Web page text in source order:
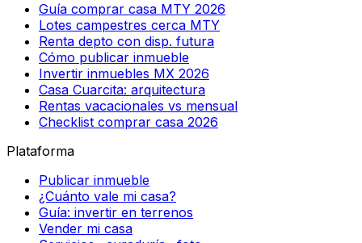
Guía comprar casa MTY 2026
Lotes campestres cerca MTY
Renta depto con disp. futura
Cómo publicar inmueble
Invertir inmuebles MX 2026
Casa Cuarcita: arquitectura
Rentas vacacionales vs mensual
Checklist comprar casa 2026
Plataforma
Publicar inmueble
¿Cuánto vale mi casa?
Guía: invertir en terrenos
Vender mi casa